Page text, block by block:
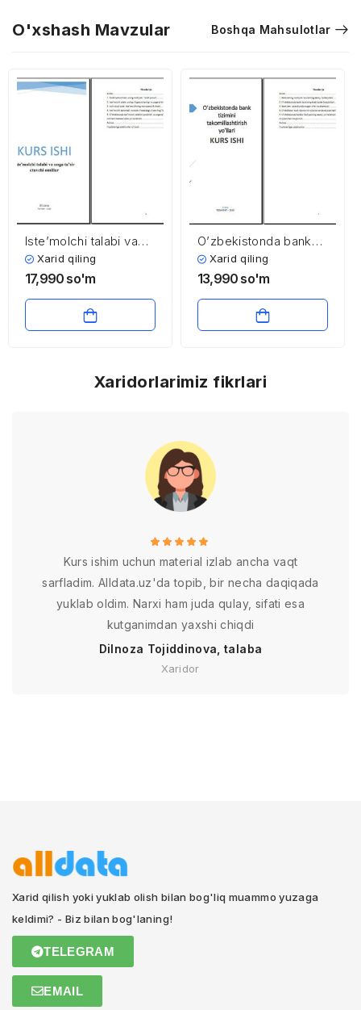
O'xshash Mavzular Boshqa Mahsulotlar
Iste’molchi talabi va
unga ta’sir etuvchi
omillar
Xarid qiling
17,990 so'm
O’zbekistonda bank
tizimini
takomillashtirish
Xarid qiling
13,990 so'm
Xaridorlarimiz fikrlari
Kurs ishim uchun material izlab ancha vaqt
sarfladim. Alldata.uz'da topib, bir necha daqiqada
yuklab oldim. Narxi ham juda qulay, sifati esa
kutganimdan yaxshi chiqdi
Dilnoza Tojiddinova, talaba
Xaridor
Xarid qilish yoki yuklab olish bilan bog'liq muammo yuzaga
keldimi? - Biz bilan bog'laning!
TELEGRAM
EMAIL